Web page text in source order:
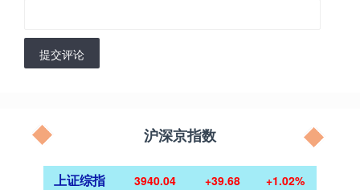
提交评论
沪深京指数
上证综指 3940.04 +39.68 +1.02%